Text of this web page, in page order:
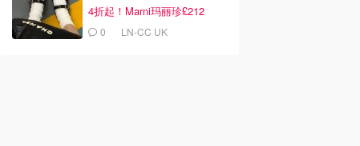
4折起！Marni玛丽珍£212
0 LN-CC UK